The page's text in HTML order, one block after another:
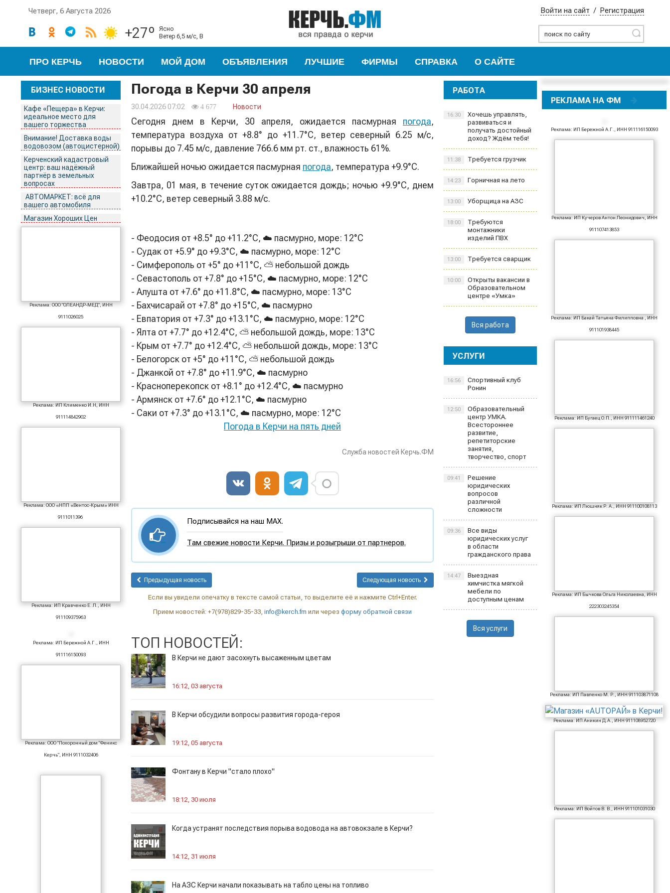
Четверг, 6 Августа 2026
Найти
Войти на сайт / Регистрация
+27º
ясно
ветер 6,5 м/с, В
ПРО КЕРЧЬ НОВОСТИ МОЙ ДОМ ОБЪЯВЛЕНИЯ ЛУЧШИЕ ФИРМЫ СПРАВКА О САЙТЕ
БИЗНЕС НОВОСТИ
Кафе «Пещера» в Керчи:
идеальное место для
вашего торжества
Внимание! Доставка воды
водовозом (автоцистерной)
Керченский кадастровый
центр: ваш надёжный
партнёр в земельных
вопросах
АВТОМАРКЕТ: всё для
вашего автомобиля
Магазин Хороших Цен
Реклама: ООО "ОЛЕАНДР-МЕД", ИНН
9111026025
Реклама: ИП Клименко И.Н, ИНН
911114842902
Реклама: ООО «НПП «Вентос-Крым» ИНН
9111011396
Реклама: ИП Кравченко Е. Л., ИНН
911109375963
Реклама: ИП Бережной А.Г., ИНН
911116150093
Реклама: ООО "Похоронный дом "Феникс
Керчь", ИНН 9111032406
Погода в Керчи 30 апреля
30.04.2026 07:02 4 677 Новости
Сегодня днем в Керчи, 30 апреля, ожидается пасмурная погода,
температура воздуха от +8.8° до +11.7°С, ветер северный 6.25 м/с,
порывы до 7.45 м/с, давление 766.6 мм рт. ст., влажность 61%.
Ближайшей ночью ожидается пасмурная погода, температура +9.9°С.
Завтра, 01 мая, в течение суток ожидается дождь; ночью +9.9°С, днем
+10.2°С, ветер северный 3.88 м/с.
- Феодосия от +8.5° до +11.2°С, ☁️ пасмурно, море: 12°C
- Судак от +5.9° до +9.3°С, ☁️ пасмурно, море: 12°C
- Симферополь от +5° до +11°С, ⛅ небольшой дождь
- Севастополь от +7.8° до +15°С, ☁️ пасмурно, море: 12°C
- Алушта от +7.6° до +11.8°С, ☁️ пасмурно, море: 13°C
- Бахчисарай от +7.8° до +15°С, ☁️ пасмурно
- Евпатория от +7.3° до +13.1°С, ☁️ пасмурно, море: 12°C
- Ялта от +7.7° до +12.4°С, ⛅ небольшой дождь, море: 13°C
- Крым от +7.7° до +12.4°С, ⛅ небольшой дождь, море: 13°C
- Белогорск от +5° до +11°С, ⛅ небольшой дождь
- Джанкой от +7.8° до +11.9°С, ☁️ пасмурно
- Красноперекопск от +8.1° до +12.4°С, ☁️ пасмурно
- Армянск от +7.6° до +12.1°С, ☁️ пасмурно
- Саки от +7.3° до +13.1°С, ☁️ пасмурно, море: 12°C
Погода в Керчи на пять дней
Служба новостей Керчь.ФМ
Подписывайся на наш MAX.
Там свежие новости Керчи. Призы и розыгрыши от партнеров.
Предыдущая новость Следующая новость
Если вы увидели опечатку в тексте самой статьи, то выделите её и нажмите Ctrl+Enter.
Прием новостей: +7(978)829-35-33, info@kerch.fm или через форму обратной связи
ТОП НОВОСТЕЙ:
В Керчи не дают засохнуть высаженным цветам
16:12, 03 августа
В Керчи обсудили вопросы развития города-героя
19:12, 05 августа
Фонтану в Керчи "стало плохо"
18:12, 30 июля
Когда устранят последствия порыва водовода на автовокзале в Керчи?
14:12, 31 июля
На АЗС Керчи начали показывать на табло цены на топливо
РАБОТА
Хочешь управлять,
развиваться и
получать достойный
доход? Ждём тебя!
16:30
Требуется грузчик
11:38
Горничная на лето
14:23
Уборщица на АЗС
13:00
Требуются
монтажники
изделий ПВХ
18:00
Требуется сварщик
13:00
Открыты вакансии в
Образовательном
центре «Умка»
10:00
Вся работа
УСЛУГИ
Спортивный клуб
Ронин
16:56
Образовательный
центр УМКА.
Всестороннее
развитие,
репетиторские
занятия,
творчество, спорт
12:50
Решение
юридических
вопросов
различной
сложности
09:41
Все виды
юридических услуг
в области
гражданского права
09:36
Выездная
химчистка мягкой
мебели по
доступным ценам
14:47
Вся услуги
РЕКЛАМА НА ФМ
Реклама: ИП Бережной А.Г., ИНН 911116150093
Реклама: ИП Кучеров Антон Леонидович, ИНН
911107413853
Реклама: ИП Бакай Татьяна Филипповна , ИНН
911101938445
Реклама: ИП Бугаец О.П., ИНН 911111461240
Реклама: ИП Люшняк Р. А., ИНН 911100108113
Реклама: ИП Бычкова Ольга Николаевна, ИНН
222303245354
Реклама: ИП Павленко М. Р., ИНН 911103871108
Реклама: ИП Аникин Д.А., ИНН 911108952720
Реклама: ИП Войтов В. В., ИНН 911101031030